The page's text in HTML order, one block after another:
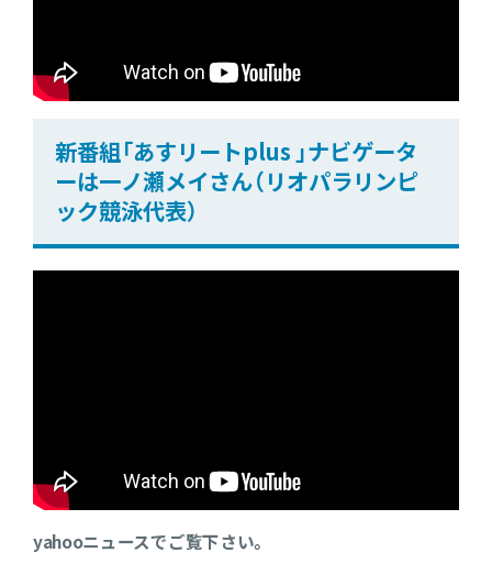
新番組「あすリートplus 」ナビゲータ
ーは一ノ瀬メイさん（リオパラリンピ
ック競泳代表）
yahooニュースでご覧下さい。